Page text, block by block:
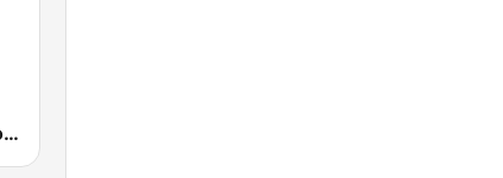
RFM - On the Rock